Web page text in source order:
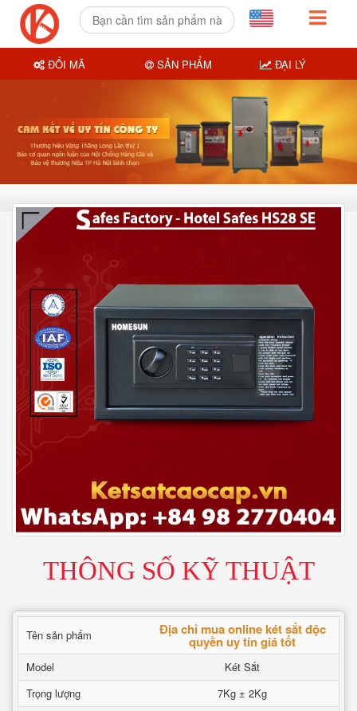
THÔNG SỐ KỸ THUẬT
Tên sản phẩm Địa chỉ mua online két sắt độc
quyền uy tín giá tốt
Model
Két Sắt
Trọng lượng
7Kg ± 2Kg
ĐỔI MÃ SẢN PHẨM ĐẠI LÝ